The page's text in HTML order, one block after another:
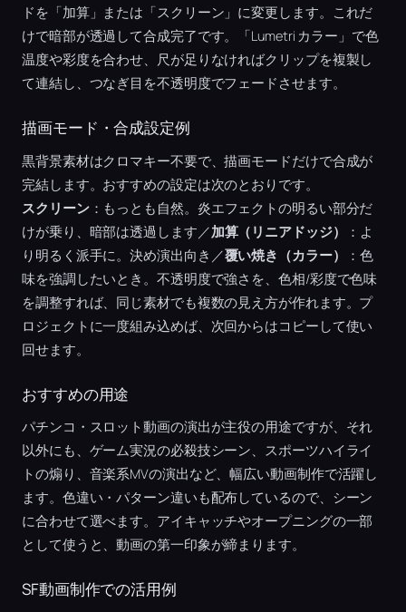
ドを「加算」または「スクリーン」に変更します。これだ
けで暗部が透過して合成完了です。「Lumetri カラー」で色
温度や彩度を合わせ、尺が足りなければクリップを複製し
て連結し、つなぎ目を不透明度でフェードさせます。
描画モード・合成設定例
黒背景素材はクロマキー不要で、描画モードだけで合成が
完結します。おすすめの設定は次のとおりです。
スクリーン：もっとも自然。炎エフェクトの明るい部分だ
けが乗り、暗部は透過します／加算（リニアドッジ）
：よ
り明るく派手に。決め演出向き／覆い焼き（カラー）
：色
味を強調したいとき。不透明度で強さを、色相/彩度で色味
を調整すれば、同じ素材でも複数の見え方が作れます。プ
ロジェクトに一度組み込めば、次回からはコピーして使い
回せます。
おすすめの用途
パチンコ・スロット動画の演出が主役の用途ですが、それ
以外にも、ゲーム実況の必殺技シーン、スポーツハイライ
トの煽り、音楽系MVの演出など、幅広い動画制作で活躍し
ます。色違い・パターン違いも配布しているので、シーン
に合わせて選べます。アイキャッチやオープニングの一部
として使うと、動画の第一印象が締まります。
SF動画制作での活用例